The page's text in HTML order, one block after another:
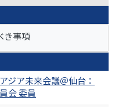
き事項
ジア未来会議＠仙台：
会 委員